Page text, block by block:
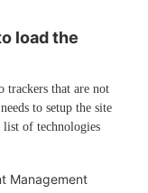
load the
trackers that are not
to setup the site
of technologies
Management